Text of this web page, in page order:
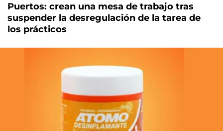
Puertos: crean una mesa de trabajo tras
suspender la desregulación de la tarea de
los prácticos